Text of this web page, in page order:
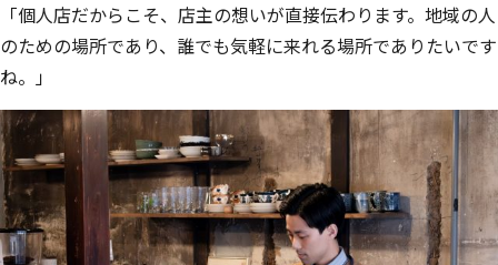
「個人店だからこそ、店主の想いが直接伝わります。地域の人
のための場所であり、誰でも気軽に来れる場所でありたいです
ね。」